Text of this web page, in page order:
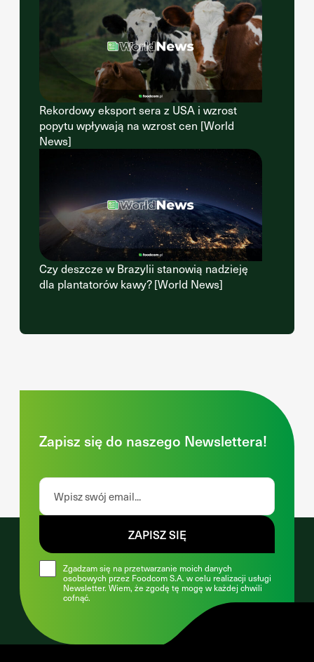
Rekordowy eksport sera z USA i wzrost
popytu wpływają na wzrost cen [World
News]
Czy deszcze w Brazylii stanowią nadzieję
dla plantatorów kawy? [World News]
Zapisz się do naszego Newslettera!
Zgadzam się na przetwarzanie moich danych
osobowych przez Foodcom S.A. w celu realizacji usługi
Newsletter. Wiem, że zgodę tę mogę w każdej chwili
cofnąć.
ZAPISZ SIĘ